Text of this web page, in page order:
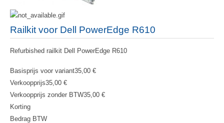
Railkit voor Dell PowerEdge R610
Refurbished railkit Dell PowerEdge R610
Basisprijs voor variant35,00 €
Verkoopprijs35,00 €
Verkoopprijs zonder BTW35,00 €
Korting
Bedrag BTW